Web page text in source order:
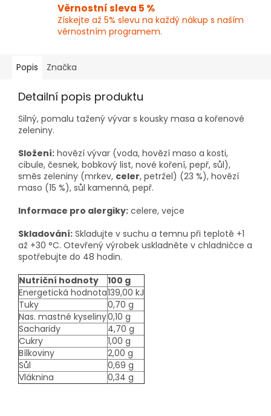
Věrnostní sleva 5 %
Získejte až 5% slevu na každý nákup s naším
věrnostním programem.
Popis Značka
Detailní popis produktu
Silný, pomalu tažený vývar s kousky masa a kořenové
zeleniny.
Složení: hovězí vývar (voda, hovězí maso a kosti,
cibule, česnek, bobkový list, nové koření, pepř, sůl),
směs zeleniny (mrkev, celer, petržel) (23 %), hovězí
maso (15 %), sůl kamenná, pepř.
Informace pro alergiky: celere, vejce
Skladování: Skladujte v suchu a temnu při teplotě +1
až +30 °C. Otevřený výrobek uskladněte v chladničce a
spotřebujte do 48 hodin.
Nutriční hodnoty
100 g
Energetická hodnota139,00 kJ
Tuky
0,70 g
Nas. mastné kyseliny0,10 g
Sacharidy
4,70 g
Cukry
1,00 g
Bílkoviny
2,00 g
Sůl
0,69 g
Vláknina
0,34 g